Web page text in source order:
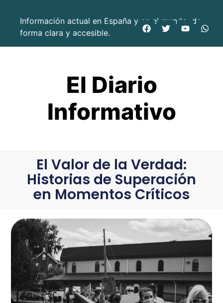
Información actual en España y en el mundo, de
forma clara y accesible.
El Diario
Informativo
El Valor de la Verdad:
Historias de Superación
en Momentos Críticos